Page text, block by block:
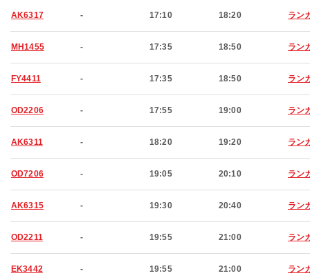
AK6317 - 17:10 18:20 ラン
MH1455 - 17:35 18:50 ラン
FY4411 - 17:35 18:50 ラン
OD2206 - 17:55 19:00 ラン
AK6311 - 18:20 19:20 ラン
OD7206 - 19:05 20:10 ラン
AK6315 - 19:30 20:40 ラン
OD2211 - 19:55 21:00 ラン
EK3442 - 19:55 21:00 ラン